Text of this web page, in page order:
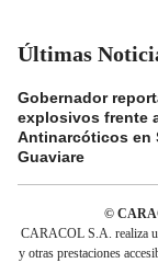
Últimas
Gobernador
explosivos frente
Antinarcóticos en
Guaviare
©
CARACOL S.A. realiza
y otras prestaciones